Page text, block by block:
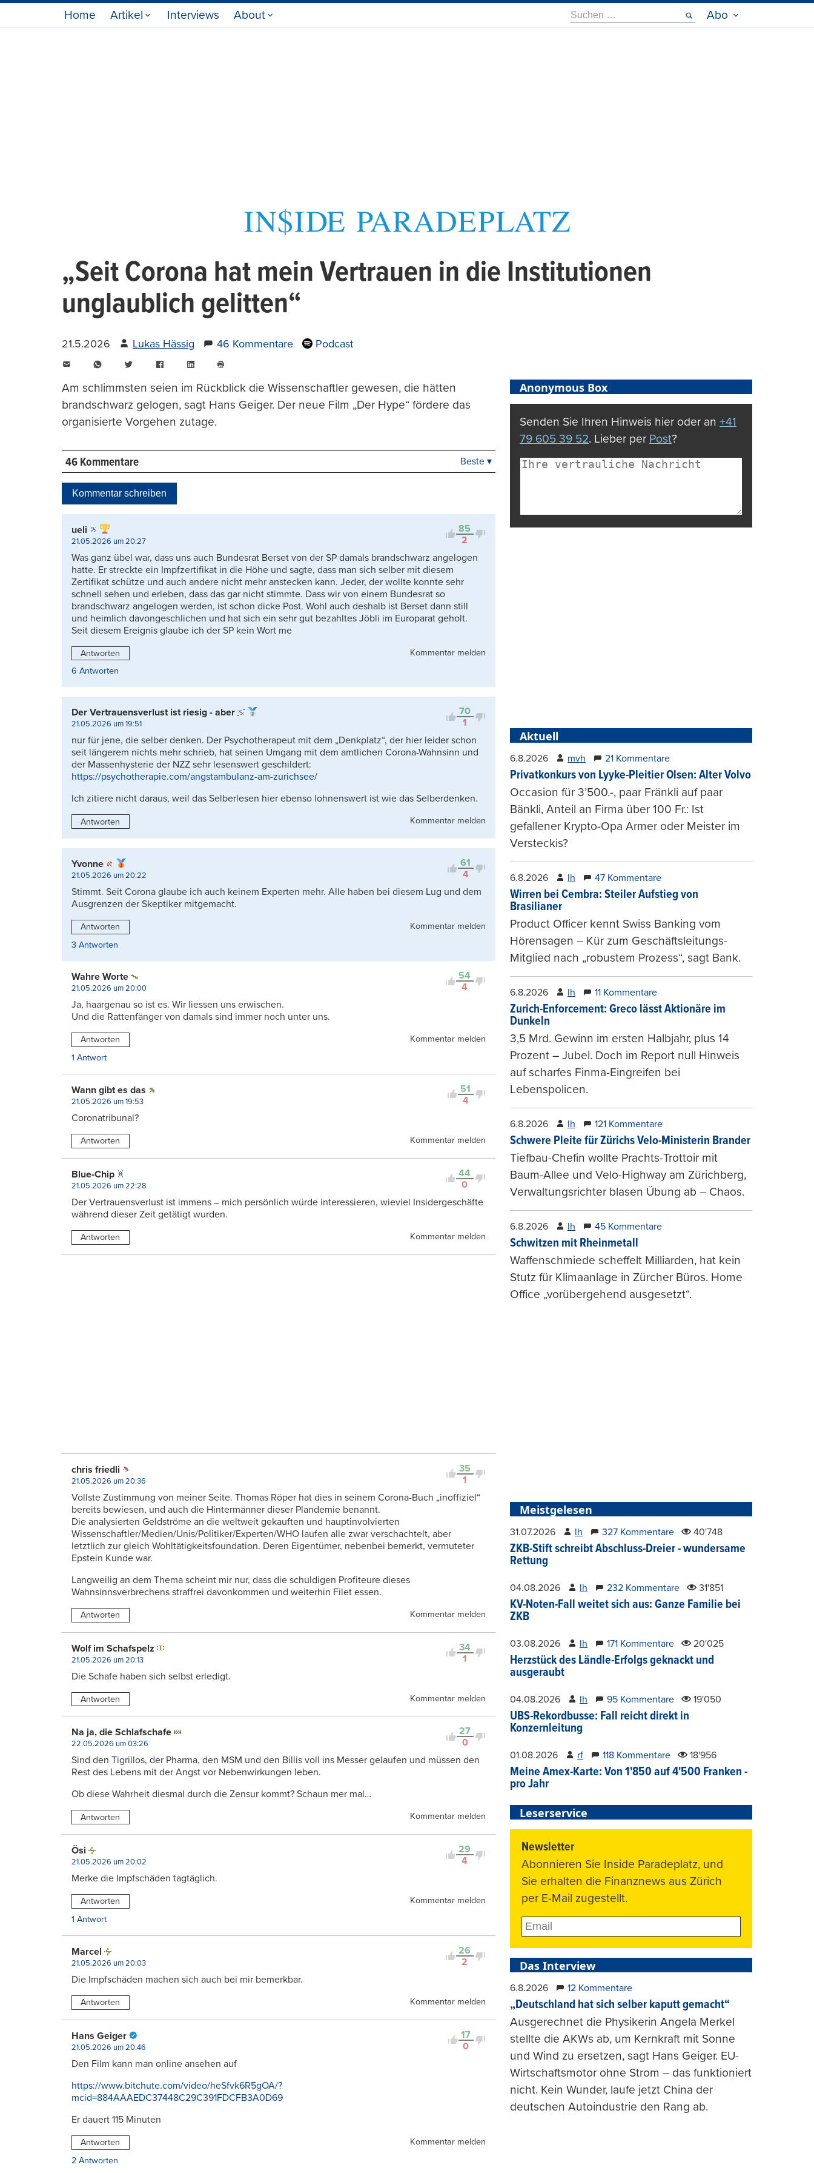
Home Artikel Interviews About
Suche
nach:
Abo
„Seit Corona hat mein Vertrauen in die Institutionen
unglaublich gelitten“
21.5.2026 Lukas Hässig 46 Kommentare Podcast
WhatsAppTwitter FacebookLinkedIn
drucken
Am schlimmsten seien im Rückblick die Wissenschaftler gewesen, die hätten
brandschwarz gelogen, sagt Hans Geiger. Der neue Film „Der Hype“ fördere das
organisierte Vorgehen zutage.
46 Kommentare
Kontrovers
Beste ▾
Kommentar schreiben
85
2
ueli
21.05.2026 um 20:27
Was ganz übel war, dass uns auch Bundesrat Berset von der SP damals brandschwarz angelogen
hatte. Er streckte ein Impfzertifikat in die Höhe und sagte, dass man sich selber mit diesem
Zertifikat schütze und auch andere nicht mehr anstecken kann. Jeder, der wollte konnte sehr
schnell sehen und erleben, dass das gar nicht stimmte. Dass wir von einem Bundesrat so
brandschwarz angelogen werden, ist schon dicke Post. Wohl auch deshalb ist Berset dann still
und heimlich davongeschlichen und hat sich ein sehr gut bezahltes Jöbli im Europarat geholt.
Seit diesem Ereignis glaube ich der SP kein Wort me
Antworten
Kommentar melden
6 Antworten
70
1
Der Vertrauensverlust ist riesig - aber
21.05.2026 um 19:51
nur für jene, die selber denken. Der Psychotherapeut mit dem „Denkplatz“, der hier leider schon
seit längerem nichts mehr schrieb, hat seinen Umgang mit dem amtlichen Corona-Wahnsinn und
der Massenhysterie der NZZ sehr lesenswert geschildert:
https://psychotherapie.com/angstambulanz-am-zurichsee/
Ich zitiere nicht daraus, weil das Selberlesen hier ebenso lohnenswert ist wie das Selberdenken.
Antworten Kommentar melden
61
4
Yvonne
21.05.2026 um 20:22
Stimmt. Seit Corona glaube ich auch keinem Experten mehr. Alle haben bei diesem Lug und dem
Ausgrenzen der Skeptiker mitgemacht.
Antworten
Kommentar melden
3 Antworten
54
4
Wahre Worte
21.05.2026 um 20:00
Ja, haargenau so ist es. Wir liessen uns erwischen.
Und die Rattenfänger von damals sind immer noch unter uns.
Antworten
Kommentar melden
1 Antwort
51
4
Wann gibt es das
21.05.2026 um 19:53
Coronatribunal?
Antworten Kommentar melden
44
0
Blue-Chip
21.05.2026 um 22:28
Der Vertrauensverlust ist immens – mich persönlich würde interessieren, wieviel Insidergeschäfte
während dieser Zeit getätigt wurden.
Antworten Kommentar melden
35
1
chris friedli
21.05.2026 um 20:36
Vollste Zustimmung von meiner Seite. Thomas Röper hat dies in seinem Corona-Buch „inoffiziel“
bereits bewiesen, und auch die Hintermänner dieser Plandemie benannt.
Die analysierten Geldströme an die weltweit gekauften und hauptinvolvierten
Wissenschaftler/Medien/Unis/Politiker/Experten/WHO laufen alle zwar verschachtelt, aber
letztlich zur gleich Wohltätigkeitsfoundation. Deren Eigentümer, nebenbei bemerkt, vermuteter
Epstein Kunde war.
Langweilig an dem Thema scheint mir nur, dass die schuldigen Profiteure dieses
Wahnsinnsverbrechens straffrei davonkommen und weiterhin Filet essen.
Antworten Kommentar melden
34
1
Wolf im Schafspelz
21.05.2026 um 20:13
Die Schafe haben sich selbst erledigt.
Antworten Kommentar melden
27
0
Na ja, die Schlafschafe
22.05.2026 um 03:26
Sind den Tigrillos, der Pharma, den MSM und den Billis voll ins Messer gelaufen und müssen den
Rest des Lebens mit der Angst vor Nebenwirkungen leben.
Ob diese Wahrheit diesmal durch die Zensur kommt? Schaun mer mal…
Antworten Kommentar melden
29
4
Ösi
21.05.2026 um 20:02
Merke die Impfschäden tagtäglich.
Antworten
Kommentar melden
1 Antwort
26
2
Marcel
21.05.2026 um 20:03
Die Impfschäden machen sich auch bei mir bemerkbar.
Antworten Kommentar melden
17
0
Hans Geiger
21.05.2026 um 20:46
Den Film kann man online ansehen auf
https://www.bitchute.com/video/heSfvk6R5gOA/?
mcid=884AAAEDC37448C29C391FDCFB3A0D69
Er dauert 115 Minuten
Antworten
Kommentar melden
2 Antworten
Anonymous Box
Senden Sie Ihren Hinweis hier oder an +41
79 605 39 52. Lieber per Post?
Aktuell
6.8.2026 mvh 21 Kommentare
Privatkonkurs von Lyyke-Pleitier Olsen: Alter Volvo
Occasion für 3’500.-, paar Fränkli auf paar
Bänkli, Anteil an Firma über 100 Fr.: Ist
gefallener Krypto-Opa Armer oder Meister im
Versteckis?
6.8.2026 lh 47 Kommentare
Wirren bei Cembra: Steiler Aufstieg von
Brasilianer
Product Officer kennt Swiss Banking vom
Hörensagen – Kür zum Geschäftsleitungs-
Mitglied nach „robustem Prozess“, sagt Bank.
6.8.2026 lh 11 Kommentare
Zurich-Enforcement: Greco lässt Aktionäre im
Dunkeln
3,5 Mrd. Gewinn im ersten Halbjahr, plus 14
Prozent – Jubel. Doch im Report null Hinweis
auf scharfes Finma-Eingreifen bei
Lebenspolicen.
6.8.2026 lh 121 Kommentare
Schwere Pleite für Zürichs Velo-Ministerin Brander
Tiefbau-Chefin wollte Prachts-Trottoir mit
Baum-Allee und Velo-Highway am Zürichberg,
Verwaltungsrichter blasen Übung ab – Chaos.
6.8.2026 lh 45 Kommentare
Schwitzen mit Rheinmetall
Waffenschmiede scheffelt Milliarden, hat kein
Stutz für Klimaanlage in Zürcher Büros. Home
Office „vorübergehend ausgesetzt“.
Meistgelesen
31.07.2026 lh 327 Kommentare 40'748
ZKB-Stift schreibt Abschluss-Dreier - wundersame
Rettung
04.08.2026 lh 232 Kommentare 31'851
KV-Noten-Fall weitet sich aus: Ganze Familie bei
ZKB
03.08.2026 lh 171 Kommentare 20'025
Herzstück des Ländle-Erfolgs geknackt und
ausgeraubt
04.08.2026 lh 95 Kommentare 19'050
UBS-Rekordbusse: Fall reicht direkt in
Konzernleitung
01.08.2026 rf 118 Kommentare 18'956
Meine Amex-Karte: Von 1'850 auf 4'500 Franken -
pro Jahr
Leserservice
Newsletter
Abonnieren Sie Inside Paradeplatz, und
Sie erhalten die Finanznews aus Zürich
per E-Mail zugestellt.
Das Interview
6.8.2026 12 Kommentare
„Deutschland hat sich selber kaputt gemacht“
Ausgerechnet die Physikerin Angela Merkel
stellte die AKWs ab, um Kernkraft mit Sonne
und Wind zu ersetzen, sagt Hans Geiger. EU-
Wirtschaftsmotor ohne Strom – das funktioniert
nicht. Kein Wunder, laufe jetzt China der
deutschen Autoindustrie den Rang ab.